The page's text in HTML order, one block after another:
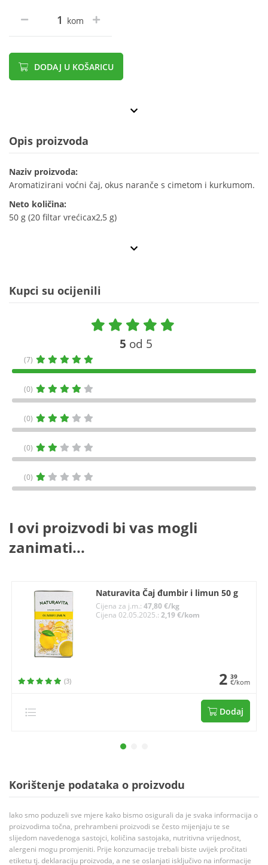
kom
DODAJ U KOŠARICU
Opis proizvoda
Naziv proizvoda:
Aromatizirani voćni čaj, okus naranče s cimetom i kurkumom.
Neto količina:
50 g (20 filtar vrećicax2,5 g)
Kupci su ocijenili
5 od 5
(7)
(0)
(0)
(0)
(0)
I ovi proizvodi bi vas mogli
zanimati...
Naturavita Čaj đumbir i limun 50 g
Cijena za j.m.:47,80 €/kg
Cijena 02.05.2025.:2,19 €/kom
(3) 2 39
€/kom
Dodaj
Korištenje podataka o proizvodu
Iako smo poduzeli sve mjere kako bismo osigurali da je svaka informacija o
proizvodima točna, prehrambeni proizvodi se često mijenjaju te se
slijedom navedenoga sastojci, količina sastojaka, nutritivna vrijednost,
alergeni mogu promjeniti. Prije konzumacije trebali biste uvijek pročitati
etiketu tj. deklaraciju proizvoda, a ne se oslanjati isključivo na informacije